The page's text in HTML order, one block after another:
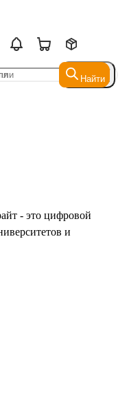
Найти
Найти
- это цифровой
и